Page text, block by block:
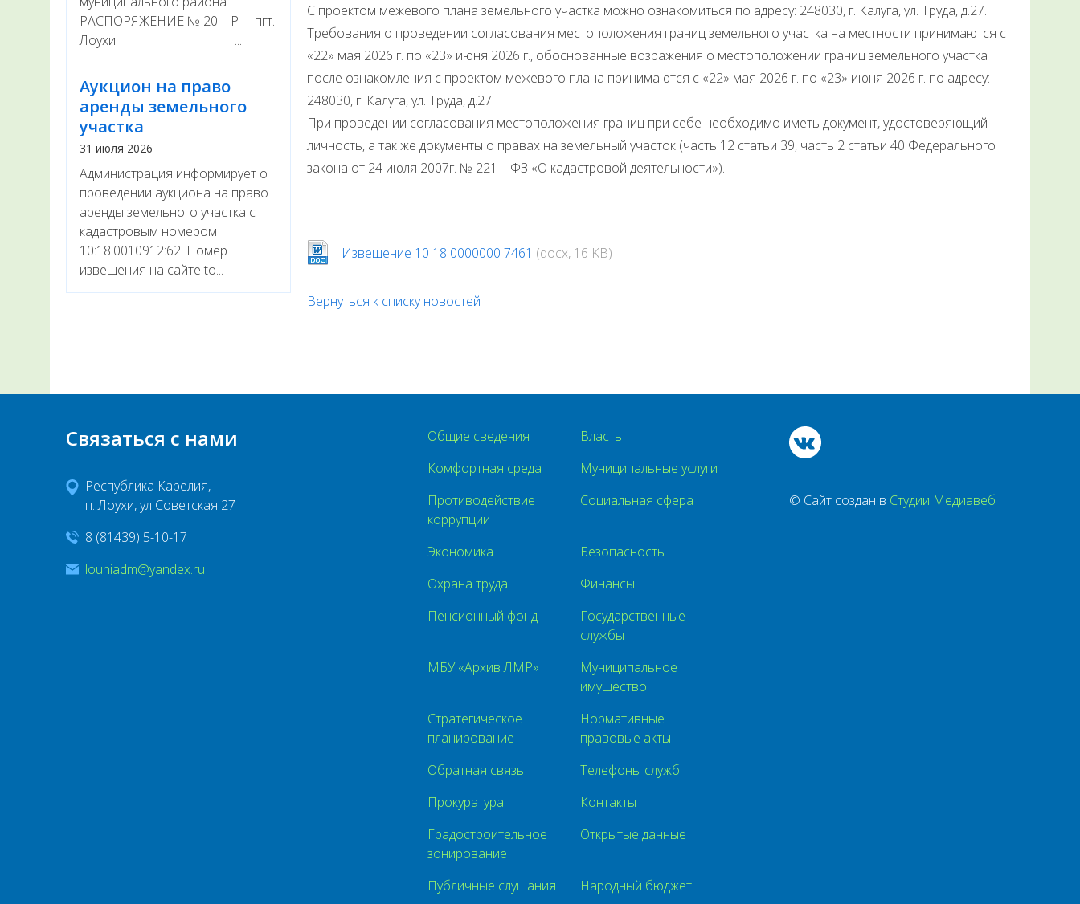
РАСПОРЯЖЕНИЕ № 20 – Р пгт.
Лоухи ...
Аукцион на право
аренды земельного
участка
31 июля 2026
Администрация информирует о
проведении аукциона на право
аренды земельного участка с
кадастровым номером
10:18:0010912:62. Номер
извещения на сайте to...
С проектом межевого плана земельного участка можно ознакомиться по адресу: 248030, г. Калуга, ул. Труда, д.27.
Требования о проведении согласования местоположения границ земельного участка на местности принимаются с
«22» мая 2026 г. по «23» июня 2026 г., обоснованные возражения о местоположении границ земельного участка
после ознакомления с проектом межевого плана принимаются с «22» мая 2026 г. по «23» июня 2026 г. по адресу:
248030, г. Калуга, ул. Труда, д.27.
При проведении согласования местоположения границ при себе необходимо иметь документ, удостоверяющий
личность, а так же документы о правах на земельный участок (часть 12 статьи 39, часть 2 статьи 40 Федерального
закона от 24 июля 2007г. № 221 – ФЗ «О кадастровой деятельности»).
Извещение 10 18 0000000 7461 (docx, 16 KB)
Вернуться к списку новостей
Связаться с нами
Республика Карелия,
п. Лоухи, ул Советская 27
8 (81439) 5-10-17
louhiadm@yandex.ru
Общие сведения
Власть
Комфортная среда
Муниципальные услуги
Противодействие
коррупции
Социальная сфера
Экономика
Безопасность
Охрана труда
Финансы
Пенсионный фонд
Государственные
службы
МБУ «Архив ЛМР»
Муниципальное
имущество
Стратегическое
планирование
Нормативные
правовые акты
Обратная связь
Телефоны служб
Прокуратура
Контакты
Градостроительное
зонирование
Открытые данные
Публичные слушания Народный бюджет
© Сайт создан в Студии Медиавеб